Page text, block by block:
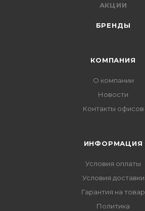
АКЦИИ
БРЕНДЫ
КОМПАНИЯ
О компании
Новости
Контакты офисов
ИНФОРМАЦИЯ
Условия оплаты
Условия доставки
Гарантия на товар
Политика